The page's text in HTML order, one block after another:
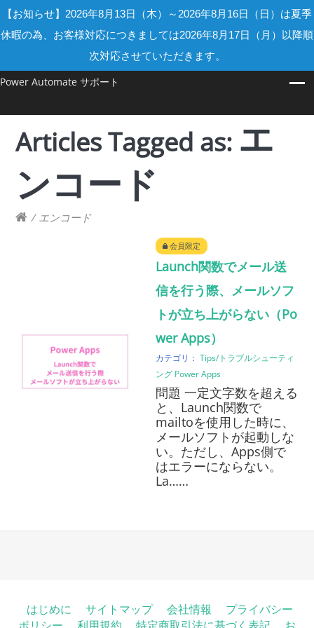
【お知らせ】2026年8月13日（木）～2026年8月16日（日）は夏季
休暇の為、お客様対応につきましては2026年8月17日（月）以降順
次対応させていただきます。
Power Automate サポート
Articles Tagged as: エ
ンコード
/ エンコード
会員限定
Launch関数でメール送
信を行う際、メールソフ
トが立ち上がらない（Po
wer Apps）
カテゴリ：Tips/トラブルシューティ
ング Power Apps
問題 一定文字数を超える
と、Launch関数で
mailtoを使用した時に、
メールソフトが起動しな
い。ただし、Apps側で
はエラーにならない。
La……
はじめに サイトマップ 会社情報
プライバシー